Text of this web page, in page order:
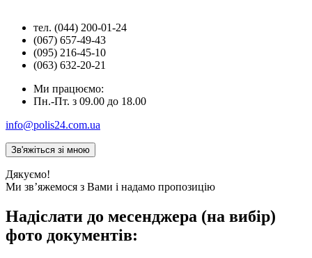
тел. (044) 200-01-24
(067) 657-49-43
(095) 216-45-10
(063) 632-20-21
Ми працюємо:
Пн.-Пт. з 09.00 до 18.00
info@polis24.com.ua
Дякуємо!
Ми зв’яжемося з Вами і надамо пропозицію
Надіслати до месенджера (на вибір)
фото документів: